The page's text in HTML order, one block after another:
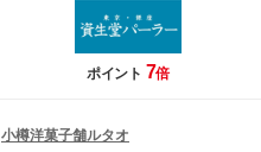
ポイント 7倍
小樽洋菓子舗ルタオ